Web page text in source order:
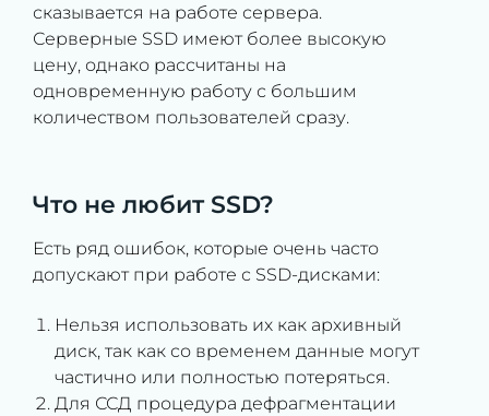
сказывается на работе сервера.
Серверные SSD имеют более высокую
цену, однако рассчитаны на
одновременную работу с большим
количеством пользователей сразу.
Что не любит SSD?
Есть ряд ошибок, которые очень часто
допускают при работе с SSD-дисками:
Нельзя использовать их как архивный
диск, так как со временем данные могут
частично или полностью потеряться.
Для ССД процедура дефрагментации